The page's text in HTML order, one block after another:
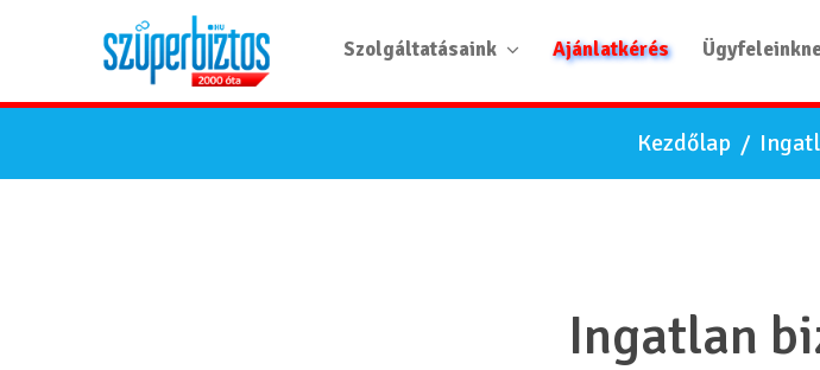
Szolgáltatásaink Ajánlatkérés
Kezdőlap /
Ingatlan